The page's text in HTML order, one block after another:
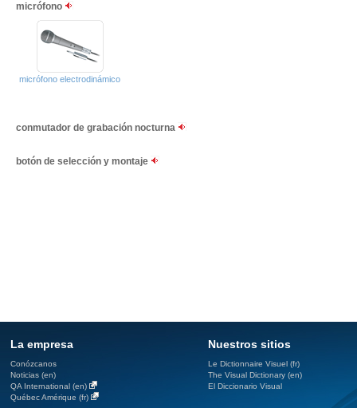
micrófono
micrófono electrodinámico
conmutador de grabación nocturna
botón de selección y montaje
La empresa
Conózcanos
Noticias (en)
QA International (en)
Québec Amérique (fr)
Nuestros sitios
Le Dictionnaire Visuel (fr)
The Visual Dictionary (en)
El Diccionario Visual